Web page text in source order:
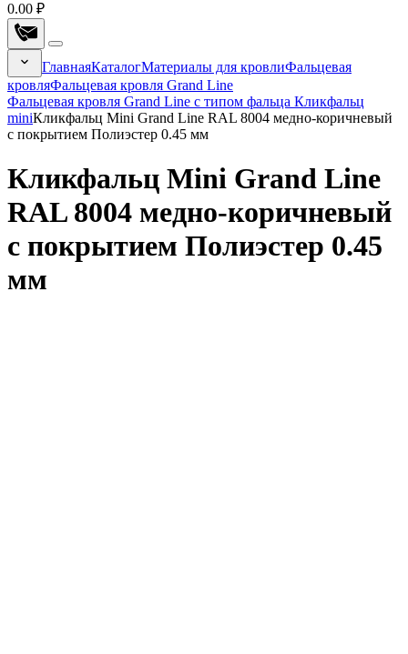
0.00 ₽
ГлавнаяКаталогМатериалы для кровлиФальцевая
кровляФальцевая кровля Grand Line
Фальцевая кровля Grand Line с типом фальца Кликфальц
miniКликфальц Mini Grand Line RAL 8004 медно-коричневый
с покрытием Полиэстер 0.45 мм
Кликфальц Mini Grand Line
RAL 8004 медно-коричневый
с покрытием Полиэстер 0.45
мм